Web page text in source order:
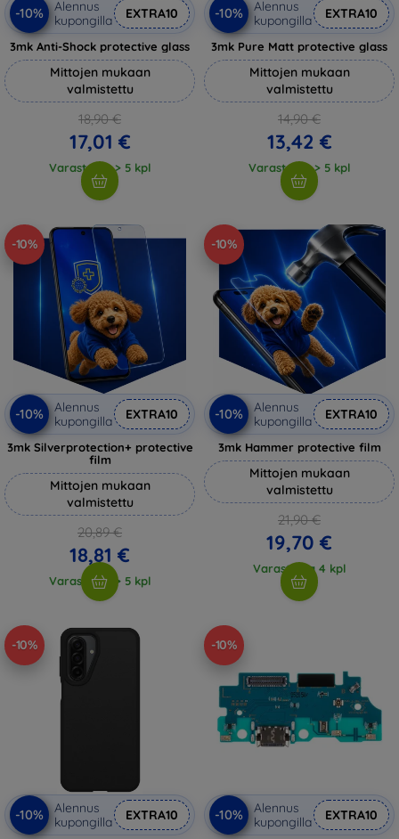
-10%
Alennus
kupongilla
EXTRA10
3mk Anti-Shock protective glass
Mittojen mukaan
valmistettu
18,90 €
17,01 €
Varastossa > 5 kpl
-10%
Alennus
kupongilla
EXTRA10
3mk Pure Matt protective glass
Mittojen mukaan
valmistettu
14,90 €
13,42 €
Varastossa > 5 kpl
-10%
-10%
Alennus
kupongilla
EXTRA10
3mk Silverprotection+ protective
film
Mittojen mukaan
valmistettu
20,89 €
18,81 €
Varastossa > 5 kpl
-10%
-10%
Alennus
kupongilla
EXTRA10
3mk Hammer protective film
Mittojen mukaan
valmistettu
21,90 €
19,70 €
Varastossa 4 kpl
-10%
-10%
Alennus
kupongilla
EXTRA10
-10%
-10%
Alennus
kupongilla
EXTRA10